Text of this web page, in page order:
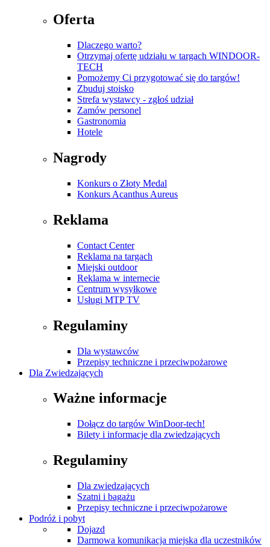
Oferta
Dlaczego warto?
Otrzymaj ofertę udziału w targach WINDOOR-
TECH
Pomożemy Ci przygotować się do targów!
Zbuduj stoisko
Strefa wystawcy - zgłoś udział
Zamów personel
Gastronomia
Hotele
Nagrody
Konkurs o Złoty Medal
Konkurs Acanthus Aureus
Reklama
Contact Center
Reklama na targach
Miejski outdoor
Reklama w internecie
Centrum wysyłkowe
Usługi MTP TV
Regulaminy
Dla wystawców
Przepisy techniczne i przeciwpożarowe
Dla Zwiedzających
Ważne informacje
Dołącz do targów WinDoor-tech!
Bilety i informacje dla zwiedzających
Regulaminy
Dla zwiedzających
Szatni i bagażu
Przepisy techniczne i przeciwpożarowe
Podróż i pobyt
Dojazd
Darmowa komunikacja miejska dla uczestników